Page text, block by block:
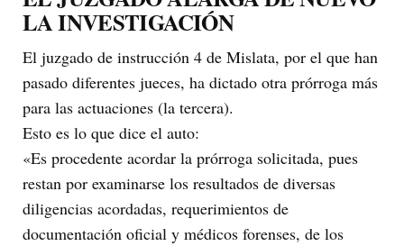
LA INVESTIGACIÓN
El juzgado de instrucción 4 de Mislata, por el que han
pasado diferentes jueces, ha dictado otra prórroga más
para las actuaciones (la tercera).
Esto es lo que dice el auto:
«Es procedente acordar la prórroga solicitada, pues
restan por examinarse los resultados de diversas
diligencias acordadas, requerimientos de
documentación oficial y médicos forenses, de los